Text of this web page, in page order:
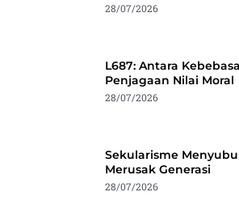
28/07/2026
L687: Antara
Penjagaan Nilai Moral
28/07/2026
Sekularisme
Merusak Generasi
28/07/2026